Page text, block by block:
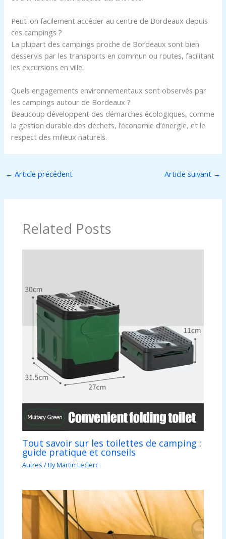
Peut-on facilement accéder au centre de Bordeaux depuis
ces campings ?
La plupart des campings proche de Bordeaux sont bien
desservis par les transports en commun ou routes, facilitant
les excursions en ville.
Quels engagements environnementaux sont observés par
les campings autour de Bordeaux ?
Beaucoup développent des démarches écologiques, comme
la gestion durable des déchets, l’économie d’énergie, et le
respect des milieux naturels.
← Article précédent Article suivant →
Related Posts
Tout savoir sur les toilettes de camping :
guide pratique et conseils
Autres / ByMartin Leclerc